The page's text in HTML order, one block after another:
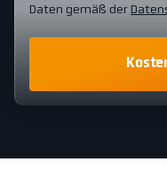
Daten gemäß der